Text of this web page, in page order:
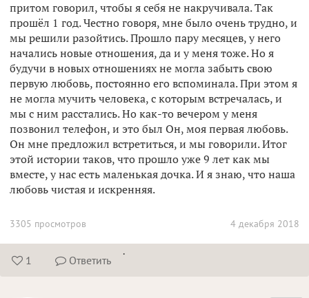
притом говорил, чтобы я себя не накручивала. Так
прошёл 1 год. Честно говоря, мне было очень трудно, и
мы решили разойтись. Прошло пару месяцев, у него
начались новые отношения, да и у меня тоже. Но я
будучи в новых отношениях не могла забыть свою
первую любовь, постоянно его вспоминала. При этом я
не могла мучить человека, с которым встречалась, и
мы с ним расстались. Но как-то вечером у меня
позвонил телефон, и это был Он, моя первая любовь.
Он мне предложил встретиться, и мы говорили. Итог
этой истории таков, что прошло уже 9 лет как мы
вместе, у нас есть маленькая дочка. И я знаю, что наша
любовь чистая и искренняя.
4 декабря 2018
3305 просмотров
 1  Ответить
.